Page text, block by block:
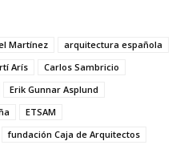
Martínez
arquitectura española
Arís
Carlos Sambricio
Erik Gunnar Asplund
ETSAM
fundación Caja de Arquitectos